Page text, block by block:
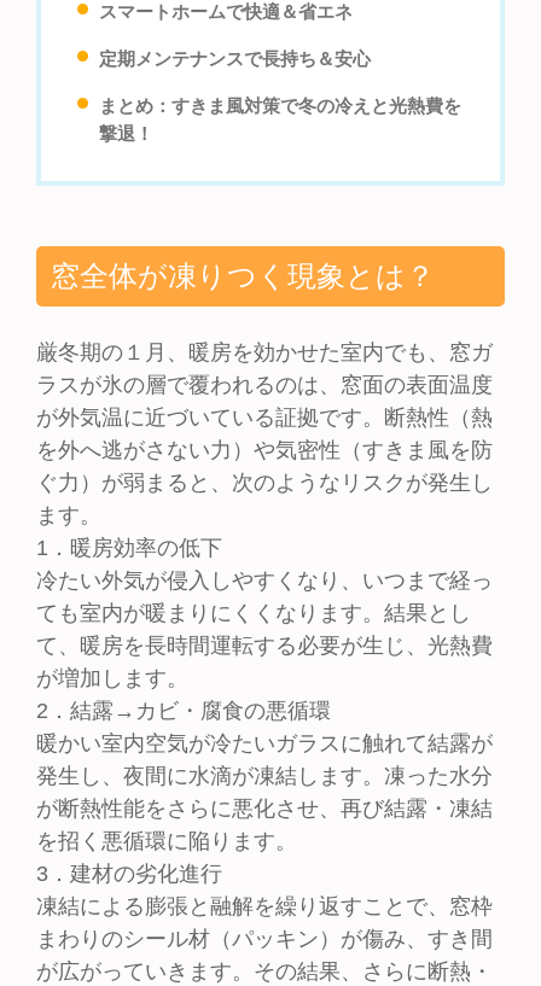
スマートホームで快適＆省エネ
定期メンテナンスで長持ち＆安心
まとめ：すきま風対策で冬の冷えと光熱費を
撃退！
窓全体が凍りつく現象とは？
厳冬期の１月、暖房を効かせた室内でも、窓ガ
ラスが氷の層で覆われるのは、窓面の表面温度
が外気温に近づいている証拠です。断熱性（熱
を外へ逃がさない力）や気密性（すきま風を防
ぐ力）が弱まると、次のようなリスクが発生し
ます。
1．暖房効率の低下
冷たい外気が侵入しやすくなり、いつまで経っ
ても室内が暖まりにくくなります。結果とし
て、暖房を長時間運転する必要が生じ、光熱費
が増加します。
2．結露→カビ・腐食の悪循環
暖かい室内空気が冷たいガラスに触れて結露が
発生し、夜間に水滴が凍結します。凍った水分
が断熱性能をさらに悪化させ、再び結露・凍結
を招く悪循環に陥ります。
3．建材の劣化進行
凍結による膨張と融解を繰り返すことで、窓枠
まわりのシール材（パッキン）が傷み、すき間
が広がっていきます。その結果、さらに断熱・